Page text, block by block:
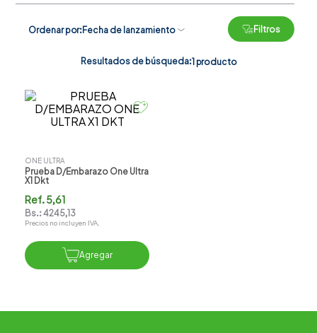
Ordenar por Fecha de lanzamiento Filtros
Resultados de búsqueda:1 producto
ONE ULTRA
Prueba D/embarazo One Ultra
X1 Dkt
Ref.5,61
Bs.:4245,13
Precios no incluyen IVA.
Agregar